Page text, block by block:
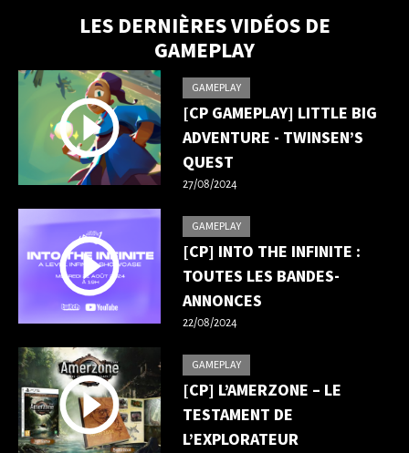
LES DERNIÈRES VIDÉOS DE
GAMEPLAY
GAMEPLAY
[CP GAMEPLAY] LITTLE BIG
ADVENTURE - TWINSEN’S
QUEST
27/08/2024
GAMEPLAY
[CP] INTO THE INFINITE :
TOUTES LES BANDES-
ANNONCES
22/08/2024
GAMEPLAY
[CP] L’AMERZONE – LE
TESTAMENT DE
L’EXPLORATEUR